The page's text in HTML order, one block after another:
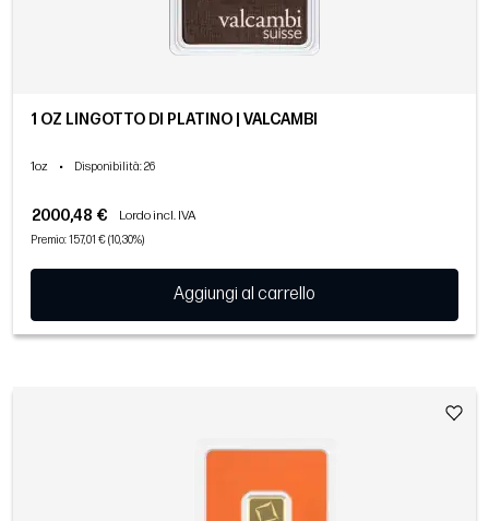
1 OZ LINGOTTO DI PLATINO | VALCAMBI
1oz • Disponibilità: 26
2000,48 € Lordo incl. IVA
Premio: 157,01 € (10,30%)
Aggiungi al carrello